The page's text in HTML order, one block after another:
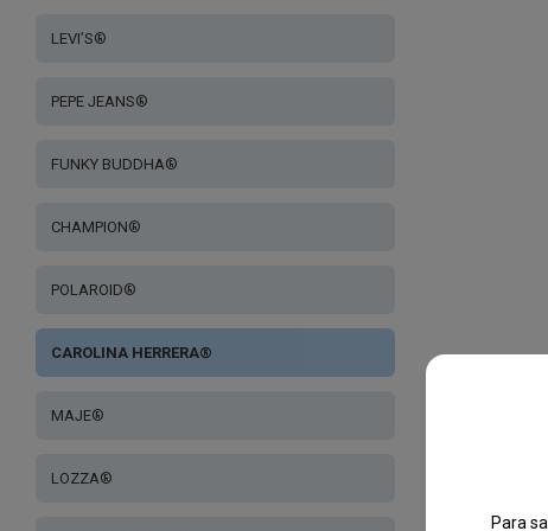
LEVI’S®
PEPE JEANS®
FUNKY BUDDHA®
CHAMPION®
POLAROID®
CAROLINA HERRERA®
MAJE®
LOZZA®
Para